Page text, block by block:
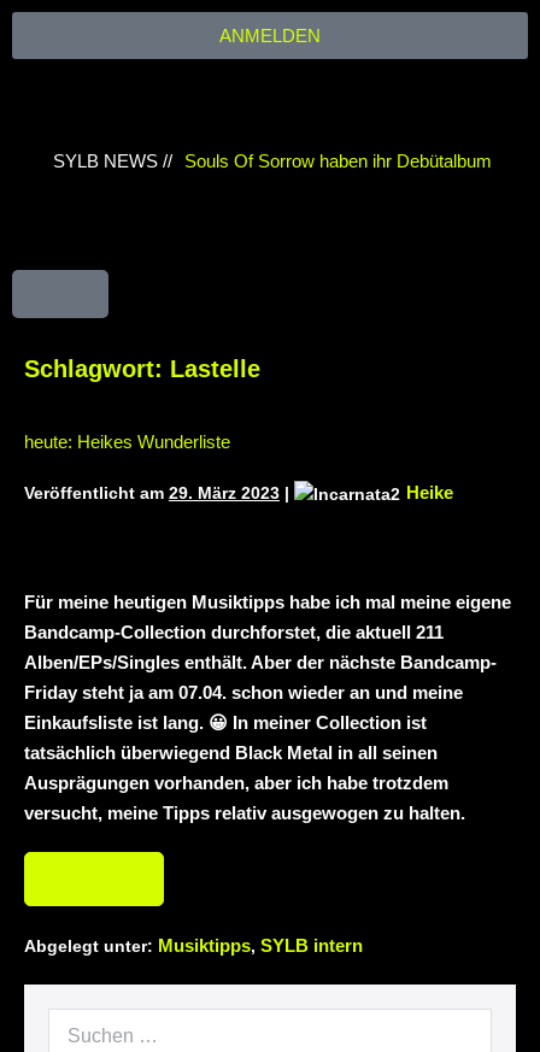
SYLB NEWS // Souls Of Sorrow haben ihr Debütalbum
22.11.2025 im Parkhaus Meiderich,
Duisburg (Vorbericht) Warfield Within mit
Necrotic Woods, Vendul und Altruist am
24.10.2025 im ROTTSTR5-THEATER,
Bochum
ANMELDEN
Schlagwort: Lastelle
heute: Heikes Wunderliste
Veröffentlicht am 29. März 2023 | Heike
Für meine heutigen Musiktipps habe ich mal meine eigene
Bandcamp-Collection durchforstet, die aktuell 211
Alben/EPs/Singles enthält. Aber der nächste Bandcamp-
Friday steht ja am 07.04. schon wieder an und meine
Einkaufsliste ist lang. 😀 In meiner Collection ist
tatsächlich überwiegend Black Metal in all seinen
Ausprägungen vorhanden, aber ich habe trotzdem
versucht, meine Tipps relativ ausgewogen zu halten.
Abgelegt unter: Musiktipps, SYLB intern